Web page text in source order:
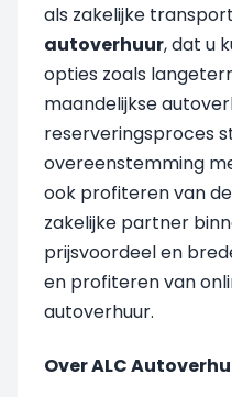
als zakelijke
autoverhuur, dat u
opties zoals
maandelijkse
reserveringsproces
overeenstemming
ook profiteren van
zakelijke partner
prijsvoordeel en
en profiteren van
autoverhuur.
Over ALC